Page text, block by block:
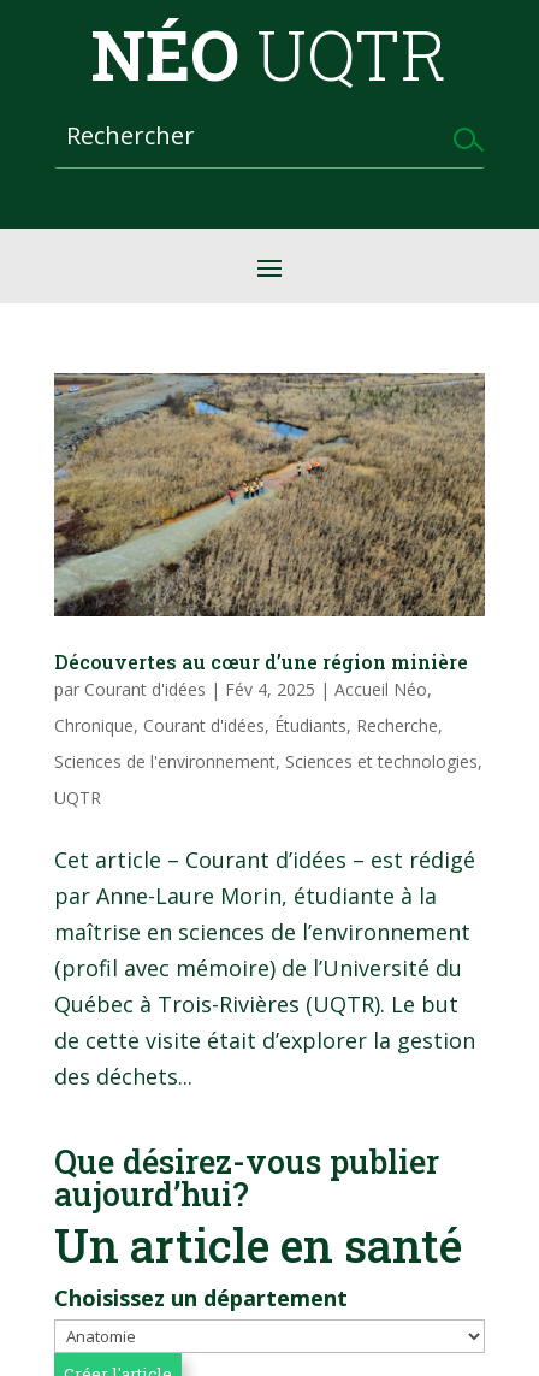
NÉO UQTR
Découvertes au cœur d’une région minière
par Courant d'idées | Fév 4, 2025 | Accueil Néo,
Chronique, Courant d'idées, Étudiants, Recherche,
Sciences de l'environnement, Sciences et technologies,
UQTR
Cet article – Courant d’idées – est rédigé
par Anne-Laure Morin, étudiante à la
maîtrise en sciences de l’environnement
(profil avec mémoire) de l’Université du
Québec à Trois-Rivières (UQTR). Le but
de cette visite était d’explorer la gestion
des déchets...
Que désirez-vous publier
aujourd’hui?
Un article en santé
Choisissez un département